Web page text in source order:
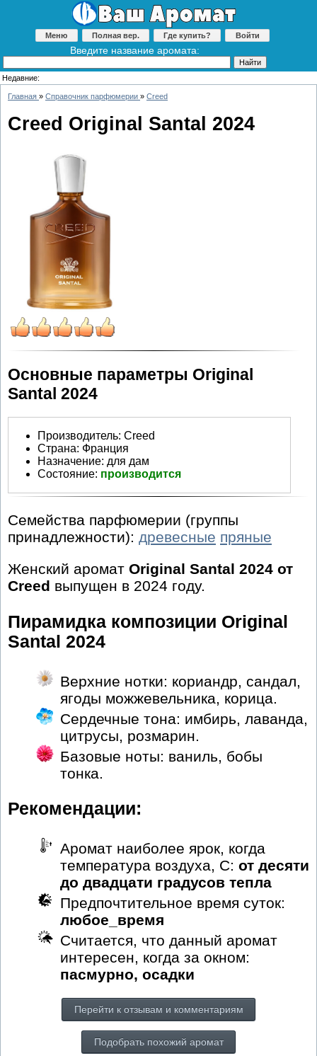
Меню Полная вер. Где купить? Войти
Введите название аромата:
Недавние:
Главная » Справочник парфюмерии » Creed
Creed Original Santal 2024
Основные параметры Original
Santal 2024
Производитель: Creed
Страна: Франция
Назначение: для дам
Состояние: производится
Семейства парфюмерии (группы
принадлежности): древесные пряные
Женский аромат Original Santal 2024 от
Creed выпущен в 2024 году.
Пирамидка композиции Original
Santal 2024
Верхние нотки: кориандр, сандал,
ягоды можжевельника, корица.
Сердечные тона: имбирь, лаванда,
цитрусы, розмарин.
Базовые ноты: ваниль, бобы
тонка.
Рекомендации:
Аромат наиболее ярок, когда
температура воздуха, С: от десяти
до двадцати градусов тепла
Предпочтительное время суток:
любое_время
Считается, что данный аромат
интересен, когда за окном:
пасмурно, осадки
Перейти к отзывам и комментариям
Подобрать похожий аромат